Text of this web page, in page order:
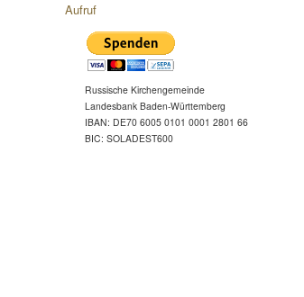
Aufruf
Russische Kirchengemeinde
Landesbank Baden-Württemberg
IBAN: DE70 6005 0101 0001 2801 66
BIC: SOLADEST600